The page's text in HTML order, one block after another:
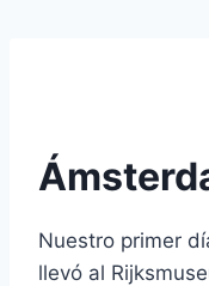
Nuestro primer
llevó al